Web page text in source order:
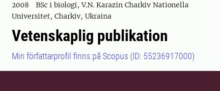
2008 BSc i biologi, V.N. Karazin Charkiv Nationella
Universitet, Charkiv, Ukraina
Vetenskaplig publikation
Min författarprofil finns på Scopus (ID: 55236917000)